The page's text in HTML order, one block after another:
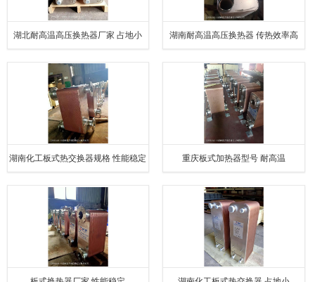
湖北耐高温高压换热器厂家 占地小 湖南耐高温高压换热器 传热效率高
湖南化工板式热交换器规格 性能稳定 重庆板式加热器型号 耐高温